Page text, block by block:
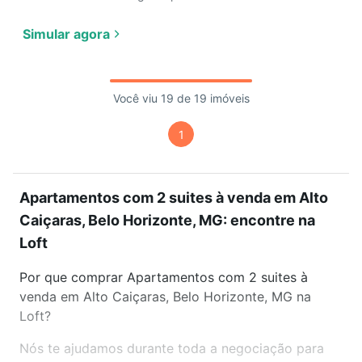
Simular agora
Você viu 19 de 19 imóveis
1
Apartamentos com 2 suites à venda em Alto
Caiçaras, Belo Horizonte, MG: encontre na
Loft
Por que comprar Apartamentos com 2 suites à
venda em Alto Caiçaras, Belo Horizonte, MG na
Loft?
Nós te ajudamos durante toda a negociação para